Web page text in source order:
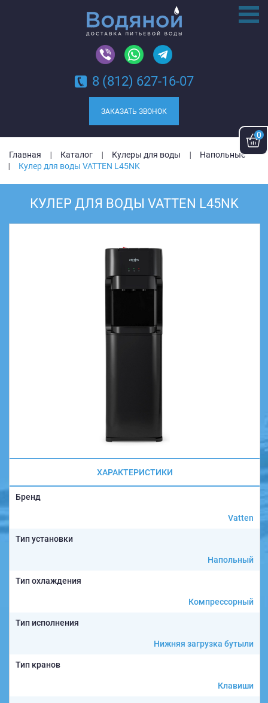
0
8 (812) 627-16-07
ЗАКАЗАТЬ ЗВОНОК
Главная Каталог Кулеры для воды
Напольные
Кулер для воды VATTEN L45NK
КУЛЕР ДЛЯ ВОДЫ VATTEN L45NK
ХАРАКТЕРИСТИКИ
Бренд
Vatten
Тип установки
Напольный
Тип охлаждения
Компрессорный
Тип исполнения
Нижняя загрузка бутыли
Тип кранов
Клавиши